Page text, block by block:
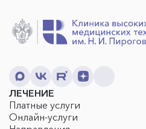
ЛЕЧЕНИЕ
Платные услуги
Онлайн-услуги